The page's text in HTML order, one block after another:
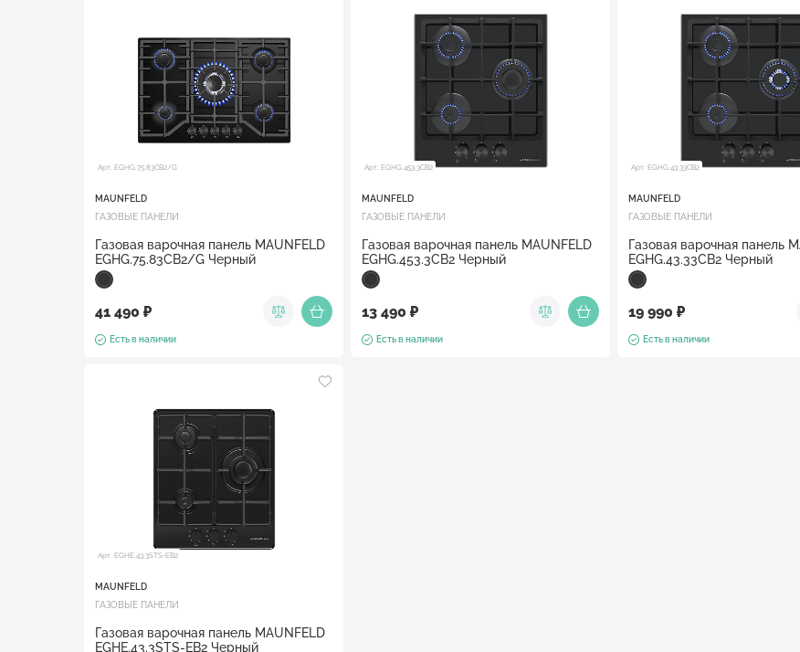
Арт. EGHG.75.83CB2/G
MAUNFELD
ГАЗОВЫЕ ПАНЕЛИ
Газовая варочная панель MAUNFELD
EGHG.75.83CB2/G Черный
41 490 ₽
Есть в наличии
Арт. EGHG.453.3CB2
MAUNFELD
ГАЗОВЫЕ ПАНЕЛИ
Газовая варочная панель MAUNFELD
EGHG.453.3CB2 Черный
13 490 ₽
Есть в наличии
Арт. EGHG.43.33CB2
MAUNFELD
ГАЗОВЫЕ ПАНЕЛИ
Газовая варочная панель
EGHG.43.33CB2 Черный
19 990 ₽
Есть в наличии
Арт. EGHE.43.3STS-EB2
MAUNFELD
ГАЗОВЫЕ ПАНЕЛИ
Газовая варочная панель MAUNFELD
EGHE.43.3STS-EB2 Черный